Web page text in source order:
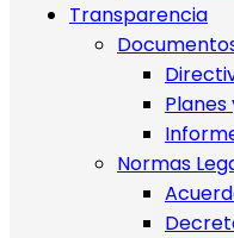
Transparencia
Normas